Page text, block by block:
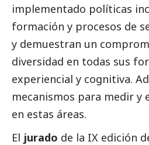
implementado políticas
formación y procesos de
y demuestran un
diversidad en todas sus
experiencial y cognitiva.
mecanismos para medir y
en estas áreas.
El jurado de la IX edición